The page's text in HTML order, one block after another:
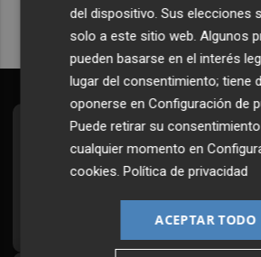
Suscríbete al
Todos los días a primera
¡Quiero
del dispositivo. Sus elecciones
solo a este sitio web. Algunos
pueden basarse en el interés
lugar del consentimiento; tiene
oponerse enConfiguración de
Puede retirar su
cualquier momento en
cookies .Política de privacidad
ACEPTAR TODO